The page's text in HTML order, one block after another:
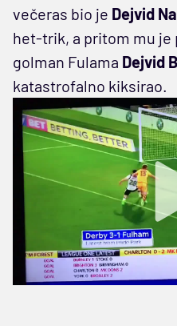
večeras bio je Dejvid
het-trik, a pritom mu je
golman Fulama Dejvid
katastrofalno kiksirao.